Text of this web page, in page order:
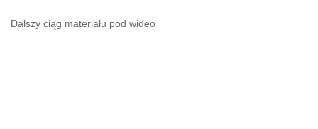
Dalszy ciąg materiału pod wideo